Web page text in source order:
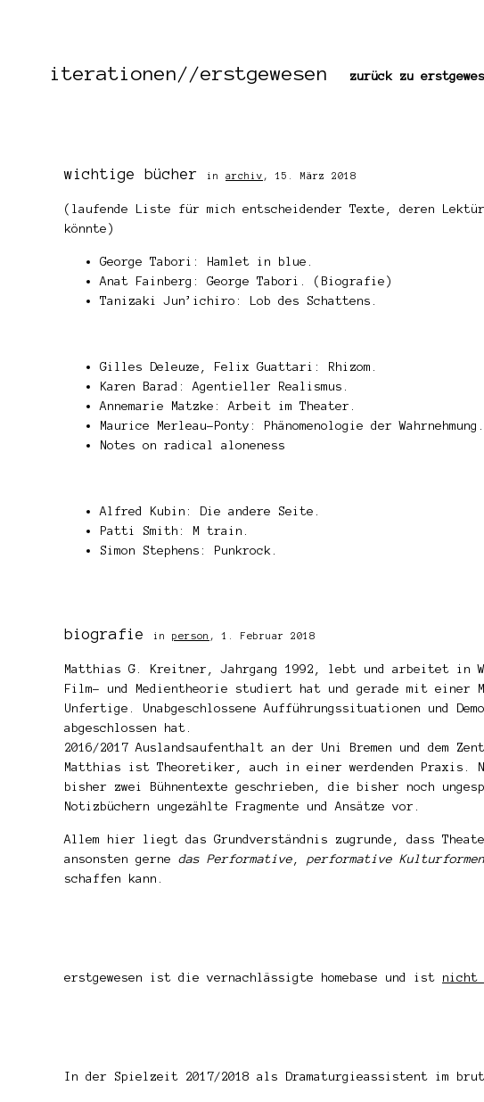
iterationen//erstgewesen zurück zu
wichtige bücher in archiv ,15. März 2018
(laufende Liste für mich entscheidender Texte, deren
könnte)
George Tabori: Hamlet in blue.
Anat Fainberg: George Tabori. (Biografie)
Tanizaki Jun’ichiro: Lob des Schattens.
Gilles Deleuze, Felix Guattari: Rhizom.
Karen Barad: Agentieller Realismus.
Annemarie Matzke: Arbeit im Theater.
Maurice Merleau-Ponty: Phänomenologie der Wahrnehmung.
Notes on radical aloneness
Alfred Kubin: Die andere Seite.
Patti Smith: M train.
Simon Stephens: Punkrock.
biografie in person ,1. Februar 2018
Matthias G. Kreitner, Jahrgang 1992, lebt und arbeitet in
Film- und Medientheorie studiert hat und gerade mit einer
Unfertige. Unabgeschlossene Aufführungssituationen und
abgeschlossen hat.
2016/2017 Auslandsaufenthalt an der Uni Bremen und dem
Matthias ist Theoretiker, auch in einer werdenden Praxis.
bisher zwei Bühnentexte geschrieben, die bisher noch
Notizbüchern ungezählte Fragmente und Ansätze vor.
Allem hier liegt das Grundverständnis zugrunde, dass
ansonsten gerne das Performative , performative Kulturformen
schaffen kann.
erstgewesen ist die vernachlässigte homebase und ist nicht
In der Spielzeit 2017/2018 als Dramaturgieassistent im brut